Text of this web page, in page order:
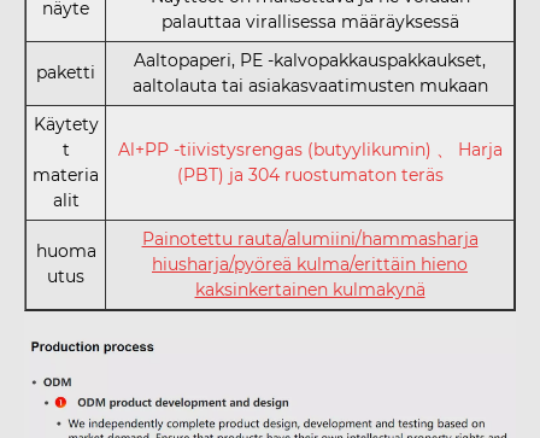
näyte
palauttaa virallisessa määräyksessä
paketti
Aaltopaperi, PE -kalvopakkauspakkaukset,
aaltolauta tai asiakasvaatimusten mukaan
Käytety
t
materia
alit
Al+PP -tiivistysrengas (butyylikumin) 、 Harja
(PBT) ja 304 ruostumaton teräs
huoma
utus
Painotettu rauta/alumiini/hammasharja
hiusharja/pyöreä kulma/erittäin hieno
kaksinkertainen kulmakynä